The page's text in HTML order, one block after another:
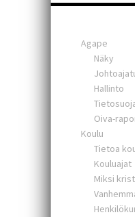
Agape
Näky
Hallinto
Oiva-
Koulu
Tietoa
Kouluajat
Miksi